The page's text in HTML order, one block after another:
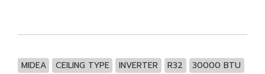
MIDEA CEILING TYPE INVERTER R32 30000 BTU